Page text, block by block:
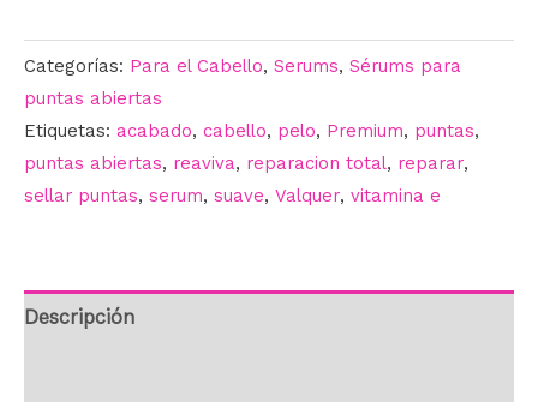
Categorías: Para el Cabello, Serums, Sérums para
puntas abiertas
Etiquetas: acabado, cabello, pelo, Premium, puntas,
puntas abiertas, reaviva, reparacion total, reparar,
sellar puntas, serum, suave, Valquer, vitamina e
Descripción